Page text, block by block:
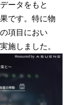
ータをもと
です。特に物
項目におい
施しました。